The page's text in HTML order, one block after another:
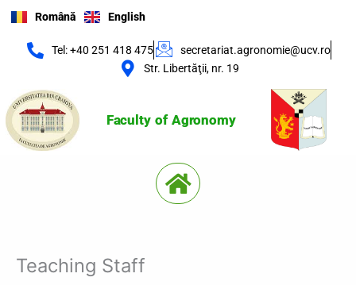
content
Română English
Tel: +40 251 418 475
secretariat.agronomie@ucv.ro
Str. Libertăţii, nr. 19
Faculty of Agronomy
Menu
Teaching Staff